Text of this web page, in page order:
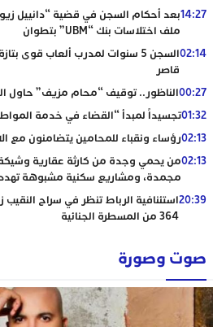
14:27بعد أحكام السجن في قضية “دانييل
ملف اختلاسات بنك “UBM” بتطوان
02:14
السجن 5 سنوات لمدرب ألعاب قوى
قاصر
00:27الناظور.. توقيف “محام مزيف” حاول
01:32تجسيداً لمبدأ “القضاء في خدمة
02:13رؤساء ونقباء للمحامين يتضامنون مع
02:13من يحمي وجدة من كارثة عقارية
مجمدة، ومشاريع سكنية مشبوهة تهدد
20:39استئنافية الرباط تنظر في سراح النقيب
364 من المسطرة الجنائية
صوت وصورة